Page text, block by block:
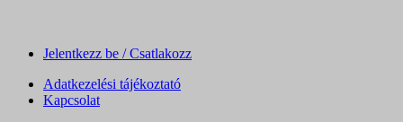
Jelentkezz be / Csatlakozz
Adatkezelési tájékoztató
Kapcsolat